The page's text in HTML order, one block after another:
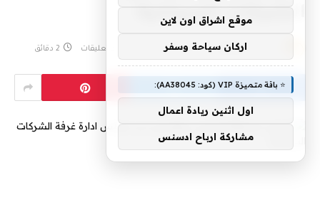
الشركات السياحية
بواسطة admin فبراير 2, 2020 لا توجد تعليقات 2 دقائق
موقع اشراق اون لاين
اركان سياحة وسفر
⭐ باقة متميزة VIP (كود: AA38045):
اول اثنين ريادة اعمال
مشاركة ارباح ادسنس